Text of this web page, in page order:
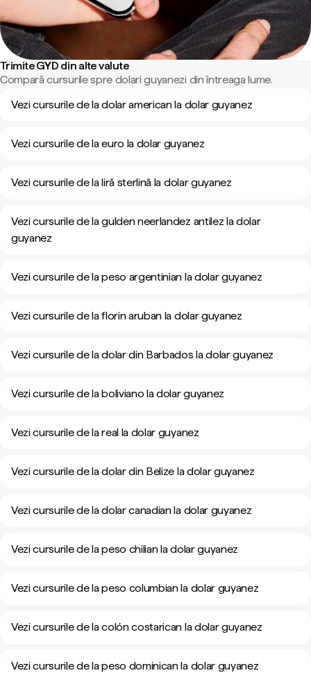
Trimite GYD din alte valute
Compară cursurile spre dolari guyanezi din întreaga lume.
Vezi cursurile de la dolar american la dolar guyanez
Vezi cursurile de la euro la dolar guyanez
Vezi cursurile de la liră sterlină la dolar guyanez
Vezi cursurile de la gulden neerlandez antilez la dolar
guyanez
Vezi cursurile de la peso argentinian la dolar guyanez
Vezi cursurile de la florin aruban la dolar guyanez
Vezi cursurile de la dolar din Barbados la dolar guyanez
Vezi cursurile de la boliviano la dolar guyanez
Vezi cursurile de la real la dolar guyanez
Vezi cursurile de la dolar din Belize la dolar guyanez
Vezi cursurile de la dolar canadian la dolar guyanez
Vezi cursurile de la peso chilian la dolar guyanez
Vezi cursurile de la peso columbian la dolar guyanez
Vezi cursurile de la colón costarican la dolar guyanez
Vezi cursurile de la peso dominican la dolar guyanez